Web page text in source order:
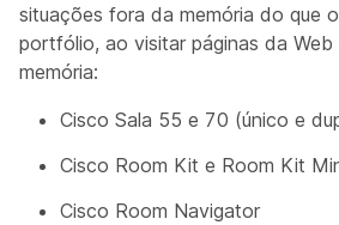
situações fora da memória do que
portfólio, ao visitar páginas da Web
memória:
Cisco Sala 55 e 70 (único e
Cisco Room Kit e Room Kit
Cisco Room Navigator